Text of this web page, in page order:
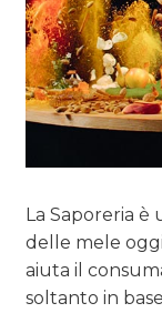
La Saporeria è
delle mele
aiuta il
soltanto in